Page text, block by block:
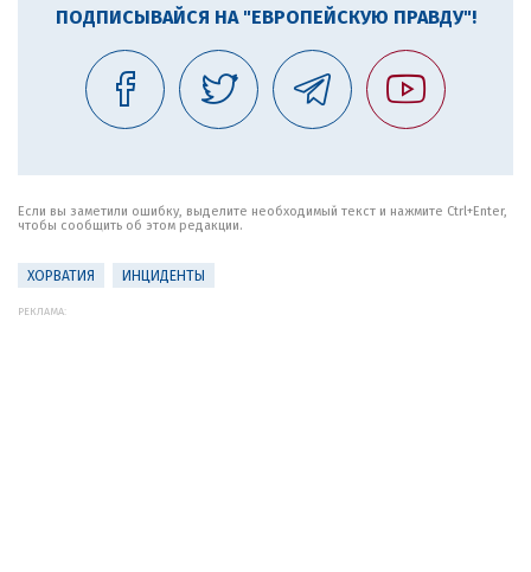
ПОДПИСЫВАЙСЯ НА "ЕВРОПЕЙСКУЮ ПРАВДУ"!
Если вы заметили ошибку, выделите необходимый текст и нажмите Ctrl+Enter,
чтобы сообщить об этом редакции.
ХОРВАТИЯ ИНЦИДЕНТЫ
РЕКЛАМА: